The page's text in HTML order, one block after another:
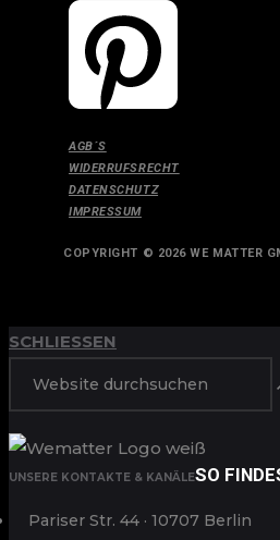
AGB´S
WIDERRUFSRECHT
DATENSCHUTZ
IMPRESSUM
COPYRIGHT © 2026 WE MATTER
SCHLIESSEN
UNSERE KONTAKTE & KANÄLESO
Pariser Str. 44 · 10707 Berlin